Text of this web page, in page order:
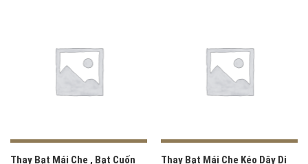
Thay Bạt Mái Che , Bạt Cuốn Thay Bạt Mái Che Kéo Dây Di